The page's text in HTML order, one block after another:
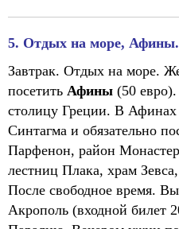
5. Отдых на море, Афины.
Завтрак. Отдых на море.
посетить Афины (50
столицу Греции. В
Синтагма и обязательно
Парфенон, район
лестниц Плака, храм
После свободное время.
Акрополь (входной билет